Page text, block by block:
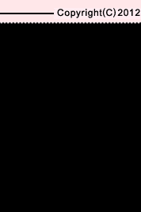
Copyright(C)2010-